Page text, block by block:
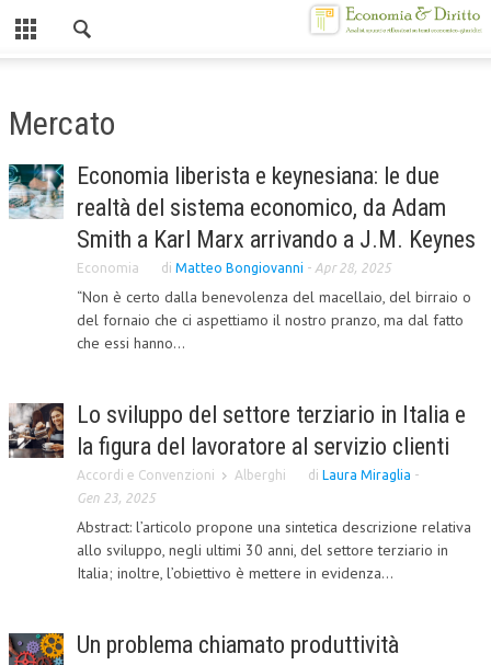
CHI SIAMO
MISSION
CENTRO STUDI
ATTO COSTITUTIVO E STATUTO
OBIETTIVI
DIREZIONE SCIENTIFICA
ALTA FORMAZIONE
CORSI CE.S.E.D.
ARCHIVIO CORSI 2015
BROCHURE CE.S.E.D.
Mercato
Economia liberista e keynesiana: le due
realtà del sistema economico, da Adam
Smith a Karl Marx arrivando a J.M. Keynes
Economia di Matteo Bongiovanni - Apr 28, 2025
“Non è certo dalla benevolenza del macellaio, del birraio o
del fornaio che ci aspettiamo il nostro pranzo, ma dal fatto
che essi hanno...
Lo sviluppo del settore terziario in Italia e
la figura del lavoratore al servizio clienti
Accordi e Convenzioni Alberghi di Laura Miraglia -
Gen 23, 2025
Abstract: l’articolo propone una sintetica descrizione relativa
allo sviluppo, negli ultimi 30 anni, del settore terziario in
Italia; inoltre, l’obiettivo è mettere in evidenza...
Un problema chiamato produttività